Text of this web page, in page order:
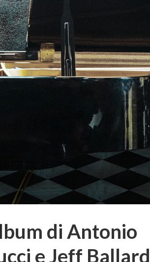
di Antonio
e Jeff